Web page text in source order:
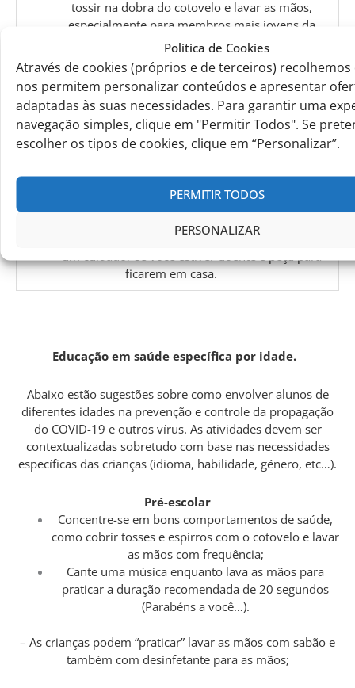
Política de Cookies
Através de cookies (próprios e de terceiros)
nos permitem personalizar conteúdos e apresentar
adaptadas às suas necessidades. Para garantir uma
navegação simples, clique em "Permitir Todos". Se
escolher os tipos de cookies, clique em “Personalizar”.
PERMITIR TODOS
PERSONALIZAR
tossir na dobra do cotovelo e lavar as mãos,
especialmente para membros mais jovens da
família;
4.Não estigmatize os colegas nem provoque
ninguém por estar doente; lembre-se de que o
vírus não segue limites geográficos, etnias, idade
Diga a seus pais, outro membro da família ou
um cuidador se você estiver doente e peça para
ficarem em casa.
Educação em saúde específica por idade.
Abaixo estão sugestões sobre como envolver alunos de
diferentes idades na prevenção e controle da propagação
do COVID-19 e outros vírus. As atividades devem ser
contextualizadas sobretudo com base nas necessidades
específicas das crianças (idioma, habilidade, género, etc…).
Pré-escolar
Concentre-se em bons comportamentos de saúde,
como cobrir tosses e espirros com o cotovelo e lavar
as mãos com frequência;
Cante uma música enquanto lava as mãos para
praticar a duração recomendada de 20 segundos
(Parabéns a você…).
– As crianças podem “praticar” lavar as mãos com sabão e
também com desinfetante para as mãos;